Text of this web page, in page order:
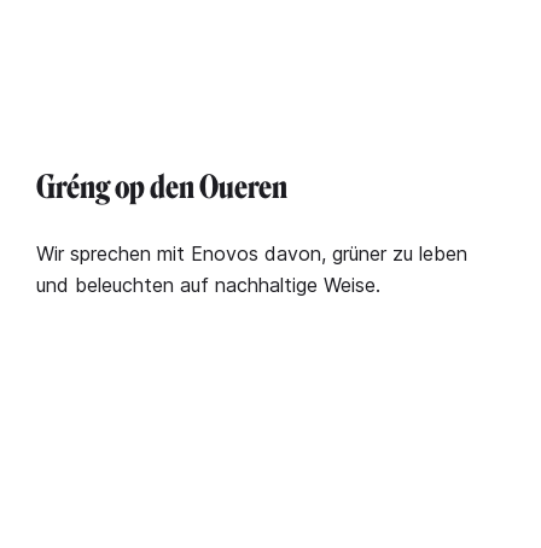
Gréng op den Oueren
Wir sprechen mit Enovos davon, grüner zu leben
und beleuchten auf nachhaltige Weise.